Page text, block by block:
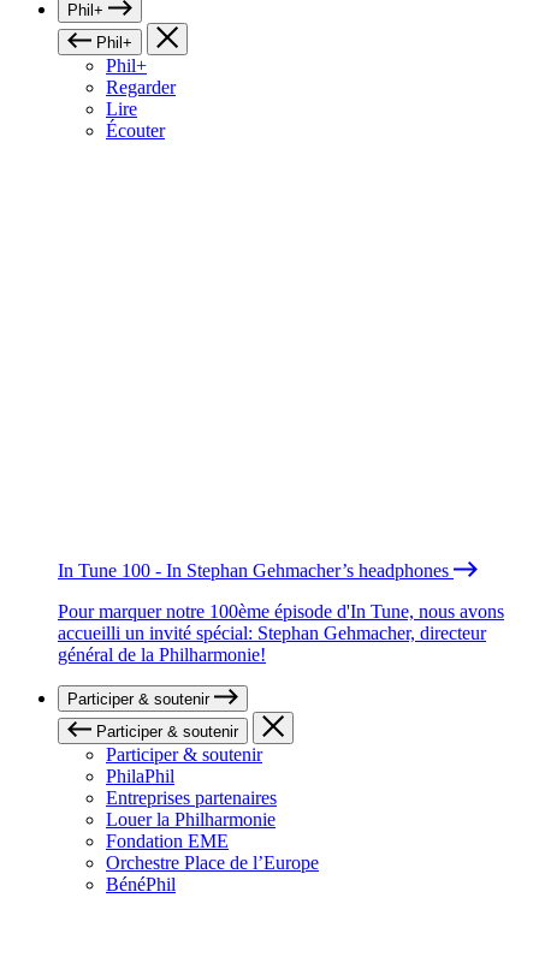
Phil+
Phil+
Phil+
Regarder
Lire
Écouter
In Tune 100 - In Stephan Gehmacher’s headphones
Pour marquer notre 100ème épisode d'In Tune, nous avons
accueilli un invité spécial: Stephan Gehmacher, directeur
général de la Philharmonie!
Participer & soutenir
Participer & soutenir
Participer & soutenir
PhilaPhil
Entreprises partenaires
Louer la Philharmonie
Fondation EME
Orchestre Place de l’Europe
BénéPhil